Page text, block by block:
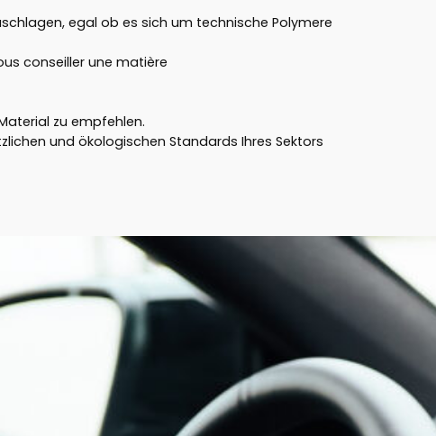
egal ob es sich um technische Polymere
conseiller une matière
zu empfehlen.
und ökologischen Standards Ihres Sektors